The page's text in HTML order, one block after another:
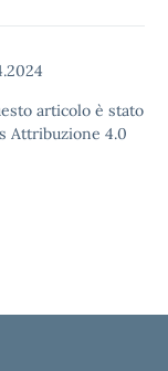
articolo è stato
Attribuzione 4.0